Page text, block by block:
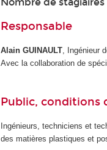
Nombre de
Responsable
Alain GUINAULT , Ingénieur
Avec la collaboration de
Public, conditions
Ingénieurs, techniciens et
des matières plastiques et